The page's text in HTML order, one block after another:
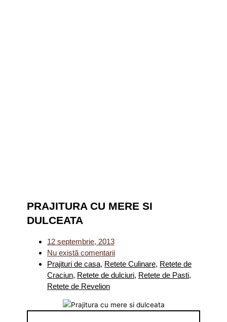
PRAJITURA CU MERE SI
DULCEATA
12 septembrie, 2013
Nu există comentarii
Prajituri de casa, Retete Culinare, Retete de
Craciun, Retete de dulciuri, Retete de Pasti,
Retete de Revelion